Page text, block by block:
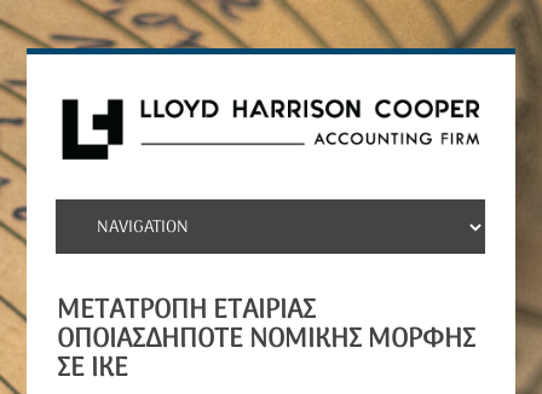
ΜΕΤΑΤΡΟΠΉ ΕΤΑΙΡΊΑΣ
ΟΠΟΙΑΣΔΉΠΟΤΕ ΝΟΜΙΚΉΣ ΜΟΡΦΉΣ
ΣΕ ΙΚΕ